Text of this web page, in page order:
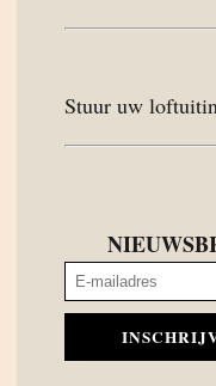
Stuur uw